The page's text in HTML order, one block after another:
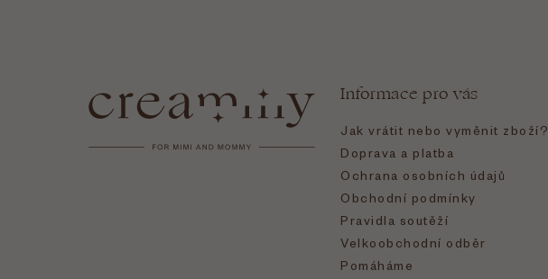
Informace pro vás
Jak vrátit nebo vyměnit zboží?
Doprava a platba
Ochrana osobních údajů
Obchodní podmínky
Pravidla soutěží
Velkoobchodní odběr
Pomáháme